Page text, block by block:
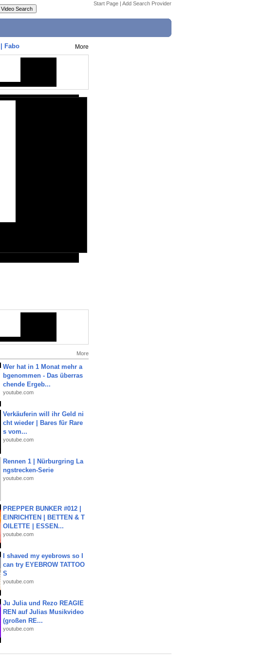
Start Page | Add Search Provider
Fabo More
More
Wer hat in 1 Monat mehr a
bgenommen - Das überras
chende Ergeb...
youtube.com
Verkäuferin will ihr Geld ni
cht wieder | Bares für Rare
s vom...
youtube.com
Rennen 1 | Nürburgring La
ngstrecken-Serie
youtube.com
PREPPER BUNKER #012 |
EINRICHTEN | BETTEN & T
OILETTE | ESSEN...
youtube.com
I shaved my eyebrows so I
can try EYEBROW TATTOO
S
youtube.com
Ju Julia und Rezo REAGIE
REN auf Julias Musikvideo
(großen RE...
youtube.com